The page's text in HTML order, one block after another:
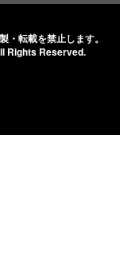
・転載を禁止します。
Rights Reserved.